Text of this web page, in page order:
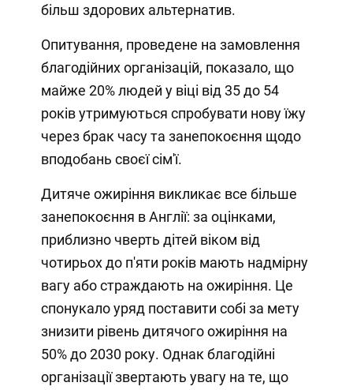
більш здорових альтернатив.
Опитування, проведене на замовлення
благодійних організацій, показало, що
майже 20% людей у віці від 35 до 54
років утримуються спробувати нову їжу
через брак часу та занепокоєння щодо
вподобань своєї сім'ї.
Дитяче ожиріння викликає все більше
занепокоєння в Англії: за оцінками,
приблизно чверть дітей віком від
чотирьох до п'яти років мають надмірну
вагу або страждають на ожиріння. Це
спонукало уряд поставити собі за мету
знизити рівень дитячого ожиріння на
50% до 2030 року. Однак благодійні
організації звертають увагу на те, що